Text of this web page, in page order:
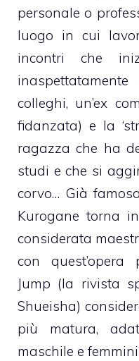
personale o
luogo in cui
incontri che
colleghi, un’ex
fidanzata) e la
ragazza che ha
studi e che si
corvo… Già
Kurogane torna
considerata
con quest’opera
Jump (la rivista
Shueisha)
più matura,
maschile e